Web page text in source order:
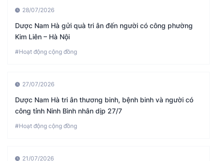
28/07/2026
Dược Nam Hà gửi quà tri ân đến người có công phường
Kim Liên – Hà Nội
#Hoạt động cộng đồng
27/07/2026
Dược Nam Hà tri ân thương binh, bệnh binh và người có
công tỉnh Ninh Bình nhân dịp 27/7
#Hoạt động cộng đồng
21/07/2026